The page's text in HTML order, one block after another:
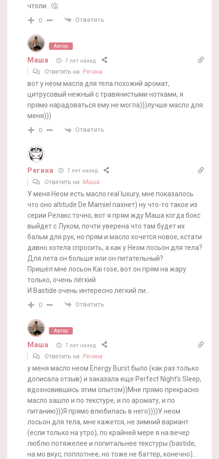
чтоли.. 🤔
0 Ответить
Автор
Маша 7 лет назад
Ответить на Регина
вот у неом масла для тела похожий аромат,
цитрусовый нежный с травянистыми нотками, я
прямо нарадоваться ему не могла)))лучше масло для
меня)))
0 Ответить
Регина 7 лет назад
Ответить на Маша
У меня Неом есть масло real luxury, мне показалось
что оно altitude De Mamiel пахнет) ну что-то такое из
серии Релакс точно, вот я прям жду Маша когда бокс
выйдет с Луком, почти уверена что там будет их
бальм для рук, но прям и масло хочется новое, кстати
давно хотела спросить, а как у Неом лосьон для тела?
Для лета он больше или он питательный?
Пришёл мне лосьон Kai rose, вот он прям на жару
только, очень лёгкий
И Bastide очень интересно лёгкий ли..
0 Ответить
Автор
Маша 7 лет назад
Ответить на Регина
у меня масло неом Energy Burst было (как раз только
дописала отзыв) и заказала еще Perfect Night’s Sleep,
вдохновившись этим опытом))Мне прямо прекрасно
масло зашло и по текстуре, и по аромату, и по
питанию)))Я прямо влюбилась в него))))У неом
лосьон для тела, мне кажется, не зимний вариант
(если только на утро), по крайней мере я на вечер
люблю потяжелее и попитальнее текстуры (bastide,
на мо вкус, поплотнее, но тоже не баттер, конечно)…